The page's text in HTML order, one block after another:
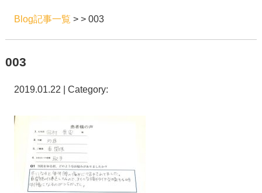
Blog記事一覧 > > 003
003
2019.01.22 | Category: